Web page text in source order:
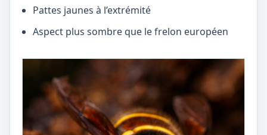
Pattes jaunes à l’extrémité
Aspect plus sombre que le frelon européen